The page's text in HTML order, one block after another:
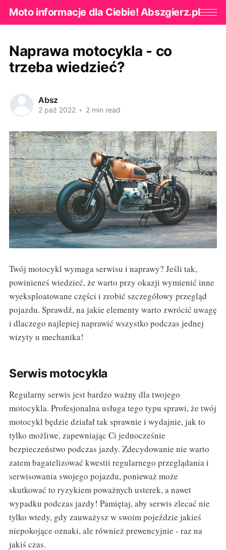
Moto informacje dla Ciebie! Abszgierz.pl
Naprawa motocykla - co
trzeba wiedzieć?
Absz
2 paź 2022 • 2 min read
Twój motocykl wymaga serwisu i naprawy? Jeśli tak,
powinieneś wiedzieć, że warto przy okazji wymienić inne
wyeksploatowane części i zrobić szczegółowy przegląd
pojazdu. Sprawdź, na jakie elementy warto zwrócić uwagę
i dlaczego najlepiej naprawić wszystko podczas jednej
wizyty u mechanika!
Serwis motocykla
Regularny serwis jest bardzo ważny dla twojego
motocykla. Profesjonalna usługa tego typu sprawi, że twój
motocykl będzie działał tak sprawnie i wydajnie, jak to
tylko możliwe, zapewniając Ci jednocześnie
bezpieczeństwo podczas jazdy. Zdecydowanie nie warto
zatem bagatelizować kwestii regularnego przeglądania i
serwisowania swojego pojazdu, ponieważ może
skutkować to ryzykiem poważnych usterek, a nawet
wypadku podczas jazdy! Pamiętaj, aby serwis zlecać nie
tylko wtedy, gdy zauważysz w swoim pojeździe jakieś
niepokojące oznaki, ale również prewencyjnie - raz na
jakiś czas.